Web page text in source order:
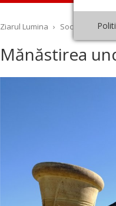
Ziarul Lumina › Societate ›
Mănăstirea